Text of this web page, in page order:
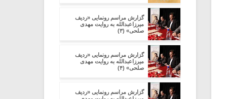
گزارش مراسم رونمایی «ردیف
میرزاعبدالله به روایت مهدی
صلحی» (۳)
گزارش مراسم رونمایی «ردیف
میرزاعبدالله به روایت مهدی
صلحی» (۴)
گزارش مراسم رونمایی «ردیف